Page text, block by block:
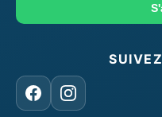
FacebookInstagram